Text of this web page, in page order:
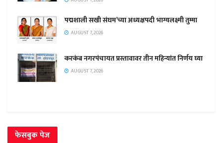
पद्मशाली सखी संघम’च्या अध्यक्षपदी भाग्यलक्ष्मी तुम्मा
AUGUST 7, 2026
करकंब नगरपंचायत प्रस्तावावर तीन महिन्यांत निर्णय घ्या
AUGUST 7, 2026
फेसबुक पेज